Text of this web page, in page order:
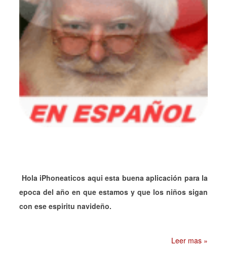
Hola iPhoneaticos aqui esta buena aplicación para la
epoca del año en que estamos y que los niños sigan
con ese espiritu navideño.
Leer mas »